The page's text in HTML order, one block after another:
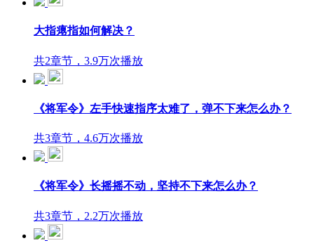
大指瘪指如何解决？
共2章节，3.9万次播放
《将军令》左手快速指序太难了，弹不下来怎么办？
共3章节，4.6万次播放
《将军令》长摇摇不动，坚持不下来怎么办？
共3章节，2.2万次播放